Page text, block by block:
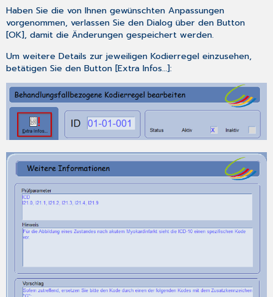
Haben Sie die von Ihnen gewünschten Anpassungen
vorgenommen, verlassen Sie den Dialog über den Button
[OK], damit die Änderungen gespeichert werden.
Um weitere Details zur jeweiligen Kodierregel einzusehen,
betätigen Sie den Button [Extra Infos…]: